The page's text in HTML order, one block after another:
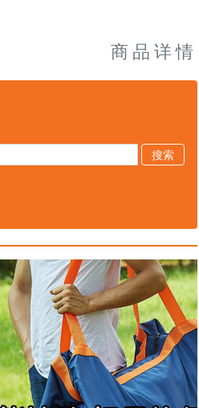
商品详情
搜索